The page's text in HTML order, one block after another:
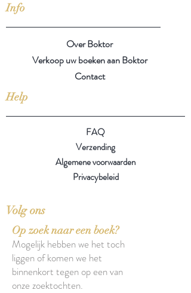
Info
Over Boktor
Verkoop uw boeken aan Boktor
Contact
Help
FAQ
Verzending
Algemene voorwaarden
Privacybeleid
Volg ons
Op zoek naar een boek?
Mogelijk hebben we het toch
liggen of komen we het
binnenkort tegen op een van
onze zoektochten.